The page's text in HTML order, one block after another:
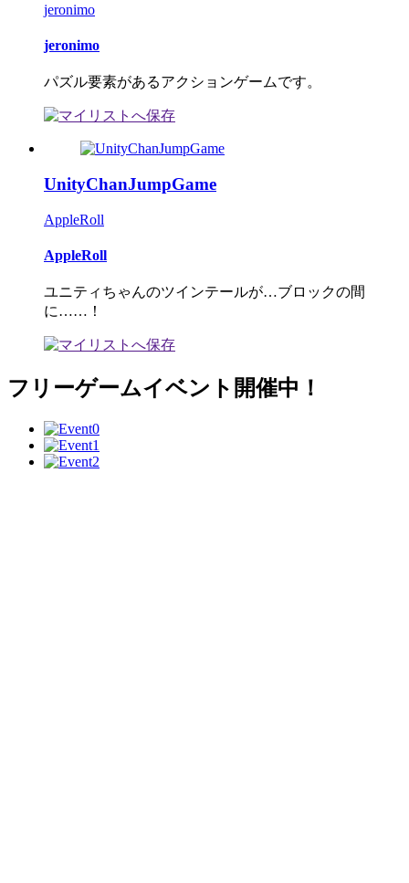
jeronimo
jeronimo
パズル要素があるアクションゲームです。
UnityChanJumpGame
AppleRoll
AppleRoll
ユニティちゃんのツインテールが…ブロックの間
に……！
フリーゲームイベント開催中！